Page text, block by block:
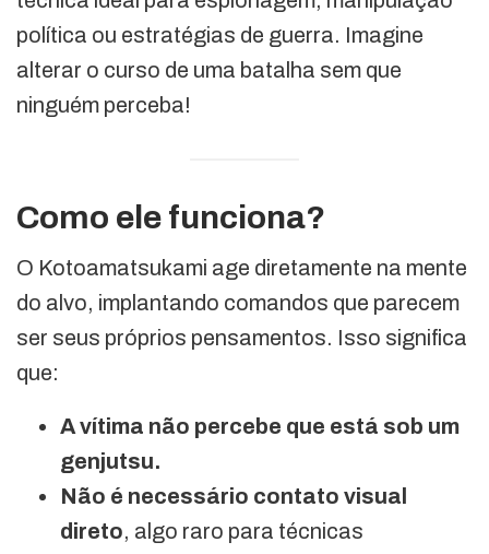
política ou estratégias de guerra. Imagine
alterar o curso de uma batalha sem que
ninguém perceba!
Como ele funciona?
O Kotoamatsukami age diretamente na mente
do alvo, implantando comandos que parecem
ser seus próprios pensamentos. Isso significa
que:
A vítima não percebe que está sob um
genjutsu.
Não é necessário contato visual
direto, algo raro para técnicas